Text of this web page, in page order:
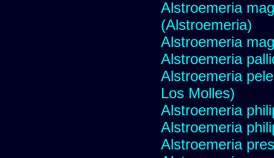
Alstroemeria
(Alstroemeria)
Alstroemeria
Alstroemeria
Alstroemeria
Los Molles)
Alstroemeria
Alstroemeria
Alstroemeria